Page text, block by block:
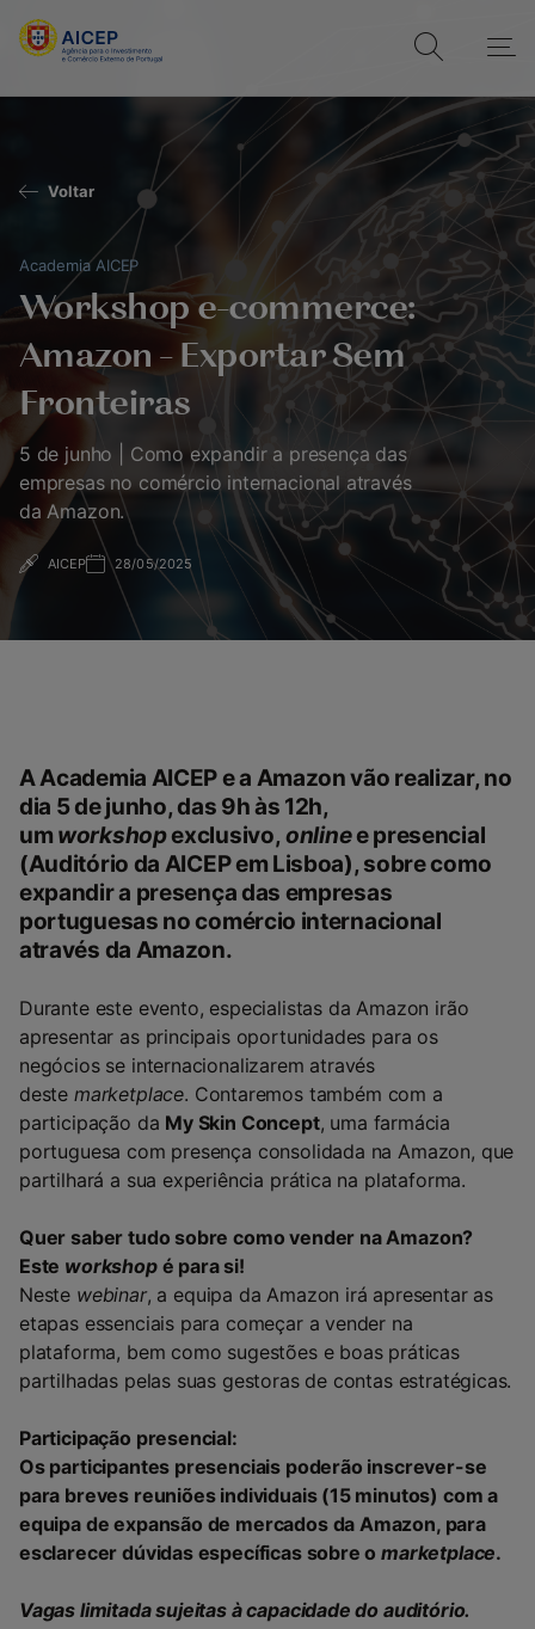
Voltar
Academia AICEP
Workshop e-commerce:
Amazon – Exportar Sem
Fronteiras
5 de junho | Como expandir a presença das
empresas no comércio internacional através
da Amazon.
AICEP 28/05/2025
A Academia AICEP e a Amazon vão realizar, no
dia 5 de junho, das 9h às 12h,
um workshopexclusivo,onlinee presencial
(Auditório da AICEP em Lisboa), sobre como
expandir a presença das empresas
portuguesas no comércio internacional
através da Amazon.
Durante este evento, especialistas da Amazon irão
apresentar as principais oportunidades para os
negócios se internacionalizarem através
deste marketplace. Contaremos também com a
participação da My Skin Concept, uma farmácia
portuguesa com presença consolidada na Amazon, que
partilhará a sua experiência prática na plataforma.
Quer saber tudo sobre como vender na Amazon?
Este workshopé para si!
Neste webinar, a equipa da Amazon irá apresentar as
etapas essenciais para começar a vender na
plataforma, bem como sugestões e boas práticas
partilhadas pelas suas gestoras de contas estratégicas.
Participação presencial:
Os participantes presenciais poderão inscrever-se
para breves reuniões individuais (15 minutos) com a
equipa de expansão de mercados da Amazon, para
esclarecer dúvidas específicas sobre omarketplace.
Vagas limitada sujeitas à capacidade do auditório.